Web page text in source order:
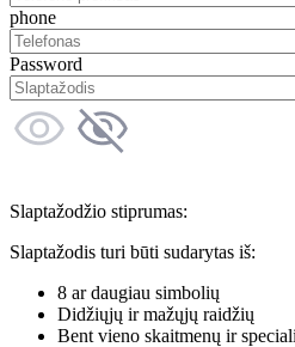
phone
Password
Slaptažodžio stiprumas:
Slaptažodis turi būti sudarytas iš:
8 ar daugiau simbolių
Didžiųjų ir mažųjų raidžių
Bent vieno skaitmenų ir